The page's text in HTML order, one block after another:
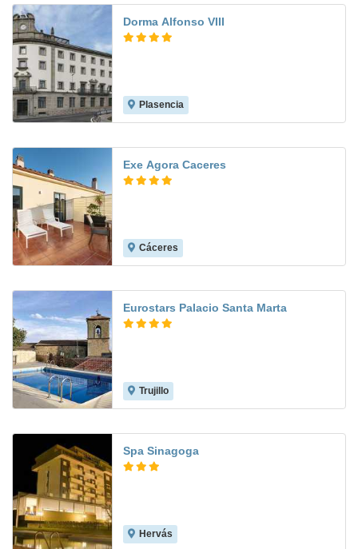
Dorma Alfonso VIII
Plasencia
Exe Agora Caceres
Cáceres
Eurostars Palacio Santa Marta
Trujillo
Spa Sinagoga
Hervás